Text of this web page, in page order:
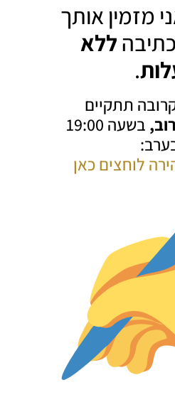
מזמין אותך
ללא
.
תתקיים
בשעה 19:00
לוחצים כאן